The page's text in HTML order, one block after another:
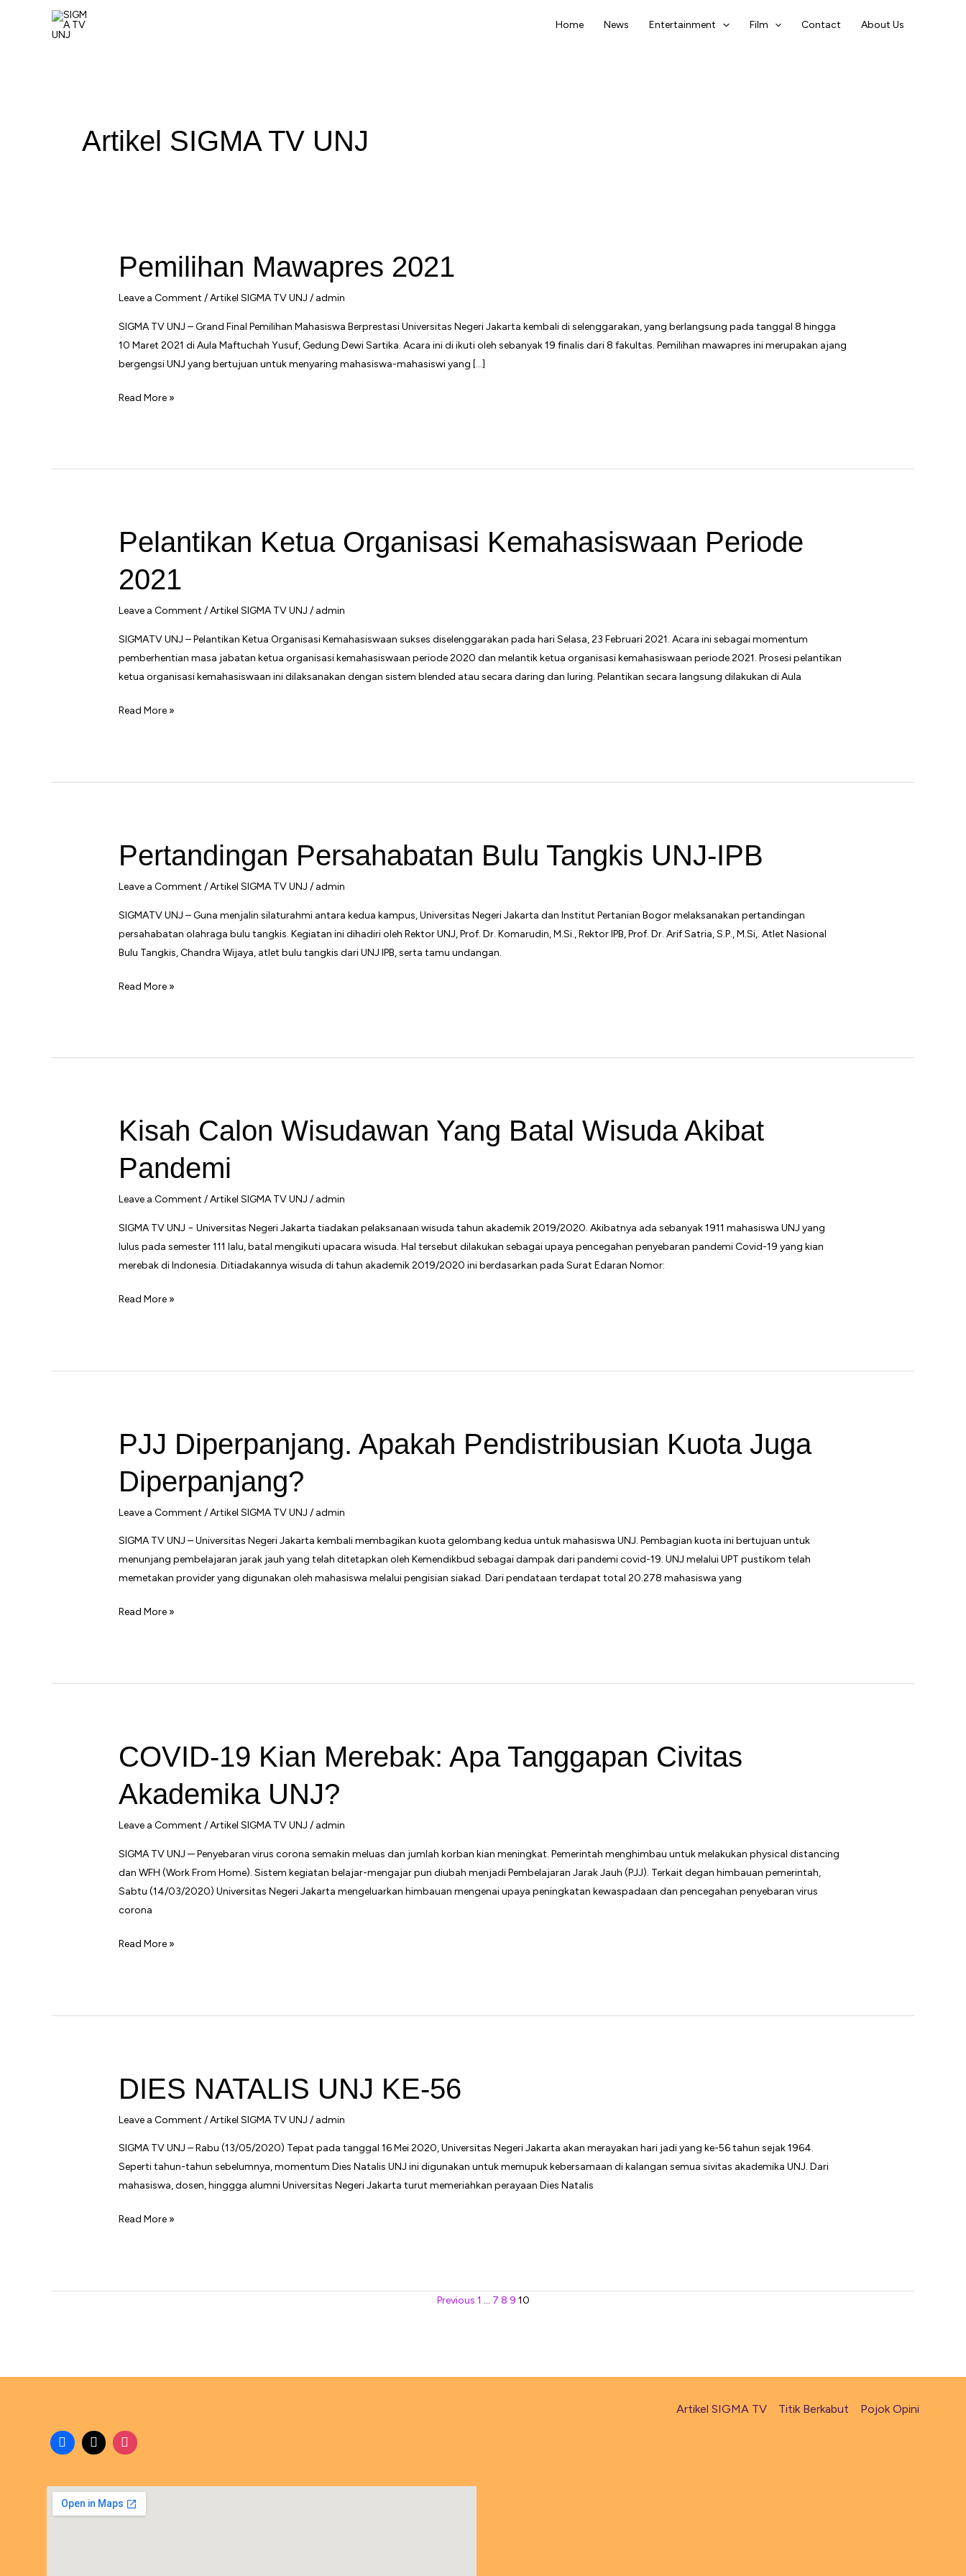
Home News Entertainment Film Contact About Us
Artikel SIGMA TV UNJ
Pemilihan Mawapres 2021
Leave a Comment /Artikel SIGMA TV UNJ / admin
SIGMA TV UNJ – Grand Final Pemilihan Mahasiswa Berprestasi Universitas Negeri Jakarta kembali di selenggarakan, yang berlangsung pada tanggal 8 hingga
10 Maret 2021 di Aula Maftuchah Yusuf, Gedung Dewi Sartika. Acara ini di ikuti oleh sebanyak 19 finalis dari 8 fakultas. Pemilihan mawapres ini merupakan ajang
bergengsi UNJ yang bertujuan untuk menyaring mahasiswa-mahasiswi yang […]
Pemilihan
Read More »
Pelantikan Ketua Organisasi Kemahasiswaan Periode
2021
Leave a Comment /Artikel SIGMA TV UNJ / admin
SIGMATV UNJ – Pelantikan Ketua Organisasi Kemahasiswaan sukses diselenggarakan pada hari Selasa, 23 Februari 2021. Acara ini sebagai momentum
pemberhentian masa jabatan ketua organisasi kemahasiswaan periode 2020 dan melantik ketua organisasi kemahasiswaan periode 2021. Prosesi pelantikan
ketua organisasi kemahasiswaan ini dilaksanakan dengan sistem blended atau secara daring dan luring. Pelantikan secara langsung dilakukan di Aula
Pelantikan
Periode
Read More »
Pertandingan Persahabatan Bulu Tangkis UNJ-IPB
Leave a Comment /Artikel SIGMA TV UNJ / admin
SIGMATV UNJ – Guna menjalin silaturahmi antara kedua kampus, Universitas Negeri Jakarta dan Institut Pertanian Bogor melaksanakan pertandingan
persahabatan olahraga bulu tangkis. Kegiatan ini dihadiri oleh Rektor UNJ, Prof. Dr. Komarudin, M.Si., Rektor IPB, Prof. Dr. Arif Satria, S.P., M.Si,. Atlet Nasional
Bulu Tangkis, Chandra Wijaya, atlet bulu tangkis dari UNJ IPB, serta tamu undangan.
Pertandingan
UNJ-
Read More »
Kisah Calon Wisudawan Yang Batal Wisuda Akibat
Pandemi
Leave a Comment /Artikel SIGMA TV UNJ / admin
SIGMA TV UNJ − Universitas Negeri Jakarta tiadakan pelaksanaan wisuda tahun akademik 2019/2020. Akibatnya ada sebanyak 1911 mahasiswa UNJ yang
lulus pada semester 111 lalu, batal mengikuti upacara wisuda. Hal tersebut dilakukan sebagai upaya pencegahan penyebaran pandemi Covid-19 yang kian
merebak di Indonesia. Ditiadakannya wisuda di tahun akademik 2019/2020 ini berdasarkan pada Surat Edaran Nomor:
Kisah
Batal
Read More »
PJJ Diperpanjang. Apakah Pendistribusian Kuota Juga
Diperpanjang?
Leave a Comment /Artikel SIGMA TV UNJ / admin
SIGMA TV UNJ – Universitas Negeri Jakarta kembali membagikan kuota gelombang kedua untuk mahasiswa UNJ. Pembagian kuota ini bertujuan untuk
menunjang pembelajaran jarak jauh yang telah ditetapkan oleh Kemendikbud sebagai dampak dari pandemi covid-19. UNJ melalui UPT pustikom telah
memetakan provider yang digunakan oleh mahasiswa melalui pengisian siakad. Dari pendataan terdapat total 20.278 mahasiswa yang
PJJ
Kuota
Read More »
COVID-19 Kian Merebak: Apa Tanggapan Civitas
Akademika UNJ?
Leave a Comment /Artikel SIGMA TV UNJ / admin
SIGMA TV UNJ ─ Penyebaran virus corona semakin meluas dan jumlah korban kian meningkat. Pemerintah menghimbau untuk melakukan physical distancing
dan WFH (Work From Home). Sistem kegiatan belajar-mengajar pun diubah menjadi Pembelajaran Jarak Jauh (PJJ). Terkait degan himbauan pemerintah,
Sabtu (14/03/2020) Universitas Negeri Jakarta mengeluarkan himbauan mengenai upaya peningkatan kewaspadaan dan pencegahan penyebaran virus
corona
COVID-
Apa
UNJ?
Read More »
DIES NATALIS UNJ KE-56
Leave a Comment /Artikel SIGMA TV UNJ / admin
SIGMA TV UNJ – Rabu (13/05/2020) Tepat pada tanggal 16 Mei 2020, Universitas Negeri Jakarta akan merayakan hari jadi yang ke-56 tahun sejak 1964.
Seperti tahun-tahun sebelumnya, momentum Dies Natalis UNJ ini digunakan untuk memupuk kebersamaan di kalangan semua sivitas akademika UNJ. Dari
mahasiswa, dosen, hinggga alumni Universitas Negeri Jakarta turut memeriahkan perayaan Dies Natalis
DIES
56
Read More »
Previous 1 … 7 8 9 10
Artikel SIGMA TV Titik Berkabut Pojok Opini